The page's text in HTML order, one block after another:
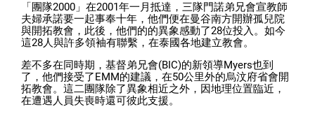
「團隊2000」在2001年一月抵達，三隊門諾弟兄會宣教師
夫婦承諾要一起事奉十年，他們便在曼谷南方開辦孤兒院
與開拓教會，此後，他們的的異象感動了28位投入。如今
這28人與許多領袖有聯繫，在泰國各地建立教會。
差不多在同時期，基督弟兄會(BIC)的新領導Myers也到
了，他們接受了EMM的建議，在50公里外的烏汶府省會開
拓教會。這二團隊除了異象相近之外，因地理位置臨近，
在遭遇人員失喪時還可彼此支援。